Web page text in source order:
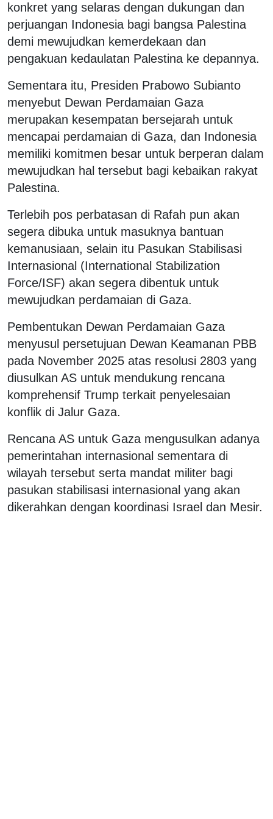
konkret yang selaras dengan dukungan dan
perjuangan Indonesia bagi bangsa Palestina
demi mewujudkan kemerdekaan dan
pengakuan kedaulatan Palestina ke depannya.
Sementara itu, Presiden Prabowo Subianto
menyebut Dewan Perdamaian Gaza
merupakan kesempatan bersejarah untuk
mencapai perdamaian di Gaza, dan Indonesia
memiliki komitmen besar untuk berperan dalam
mewujudkan hal tersebut bagi kebaikan rakyat
Palestina.
Terlebih pos perbatasan di Rafah pun akan
segera dibuka untuk masuknya bantuan
kemanusiaan, selain itu Pasukan Stabilisasi
Internasional (International Stabilization
Force/ISF) akan segera dibentuk untuk
mewujudkan perdamaian di Gaza.
Pembentukan Dewan Perdamaian Gaza
menyusul persetujuan Dewan Keamanan PBB
pada November 2025 atas resolusi 2803 yang
diusulkan AS untuk mendukung rencana
komprehensif Trump terkait penyelesaian
konflik di Jalur Gaza.
Rencana AS untuk Gaza mengusulkan adanya
pemerintahan internasional sementara di
wilayah tersebut serta mandat militer bagi
pasukan stabilisasi internasional yang akan
dikerahkan dengan koordinasi Israel dan Mesir.